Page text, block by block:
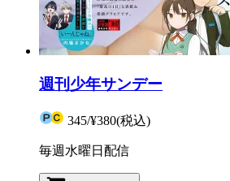
週刊少年サンデー
345/¥380(税込)
毎週水曜日配信